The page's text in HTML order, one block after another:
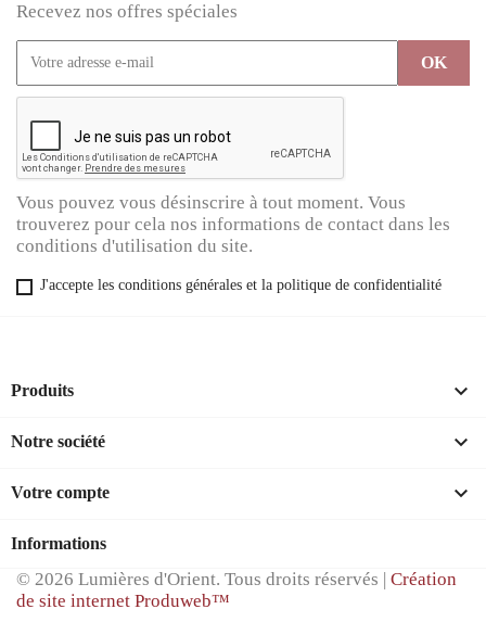
Recevez nos offres spéciales
Vous pouvez vous désinscrire à tout moment. Vous
trouverez pour cela nos informations de contact dans les
conditions d'utilisation du site.
J'accepte les conditions générales et la politique de confidentialité
Produits 
Notre société 
Votre compte 
Informations
© 2026 Lumières d'Orient. Tous droits réservés | Création
de site internet Produweb™